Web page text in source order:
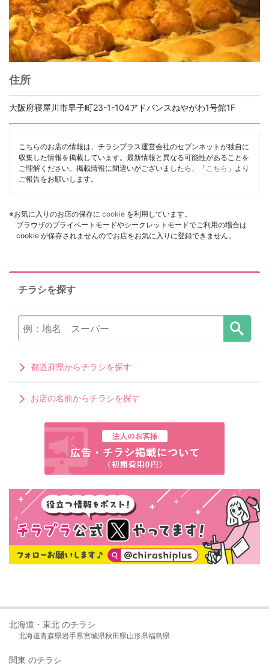
住所
大阪府寝屋川市早子町23-1-104アドバンスねやがわ1号館1F
こちらのお店の情報は、チラシプラス運営会社のセブンネットが独自に
収集した情報を掲載しています。最新情報と異なる可能性があることを
ご理解ください。掲載情報に間違いがございましたら、「 こちら 」より
ご報告をお願いします。
※お気に入りのお店の保存に cookie を利用しています。
ブラウザのプライベートモードやシークレットモードでご利用の場合は
cookie が保存されませんのでお店をお気に入りに登録できません。
チラシを探す
都道府県からチラシを探す
お店の名前からチラシを探す
北海道・東北 のチラシ
北海道青森県岩手県宮城県秋田県山形県福島県
関東 のチラシ